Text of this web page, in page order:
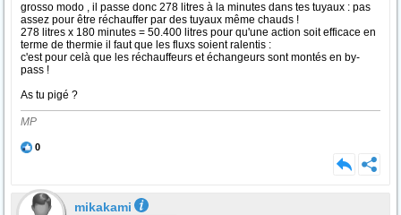
grosso modo , il passe donc 278 litres à la minutes dans tes tuyaux : pas
assez pour être réchauffer par des tuyaux même chauds !
278 litres x 180 minutes = 50.400 litres pour qu'une action soit efficace en
terme de thermie il faut que les fluxs soient ralentis :
c'est pour celà que les réchauffeurs et échangeurs sont montés en by-
pass !
As tu pigé ?
MP
0
mikakami